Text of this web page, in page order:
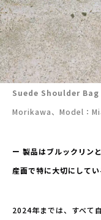
Suede Shoulder
Morikawa、Model：
ー 製品はブルックリン
産面で特に大切にしてい
2024年までは、すべて